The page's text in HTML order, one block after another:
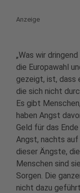
Anzeige
„Was wir
die Europawahl
gezeigt, ist, dass
die sich nicht
Es gibt
haben Angst
Geld für das
Angst, nachts auf
dieser Ängste,
Menschen sind
Sorgen. Die
nicht dazu